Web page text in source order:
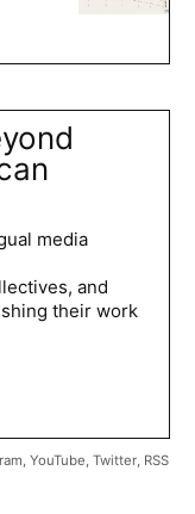
media
and
their work
, YouTube, Twitter, RSS